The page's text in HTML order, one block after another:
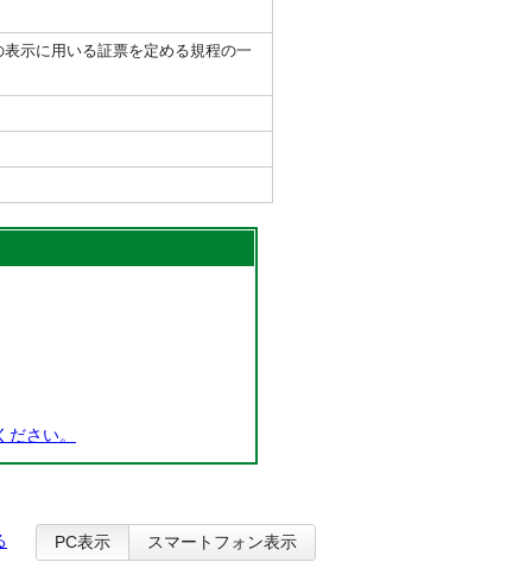
示に用いる証票を定める規程の一
さい。
PC表示 スマートフォン表示